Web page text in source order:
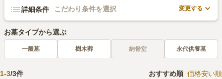
詳細条件 こだわり条件を選択 変更する
お墓タイプから選ぶ
一般墓 樹木葬 納骨堂 永代供養墓
1-3/3件 おすすめ順 価格安い順